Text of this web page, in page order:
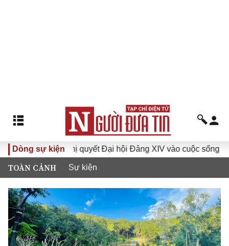
Dòng sự kiện
Đưa Nghị quyết Đại hội Đảng XIV vào cuộc sống
TOÀN CẢNH Sự kiện